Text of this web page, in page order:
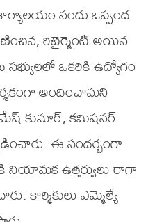
నందు ఒప్పంద
రిటైర్మెంట్ అయిన
ఒకరికి ఉద్యోగం
అందించామని
కుమార్, కమిషనర్
ఈ సందర్బంగా
నియామక ఉత్తర్వులు రాగా
కార్మికులు ఎమ్మెల్యే